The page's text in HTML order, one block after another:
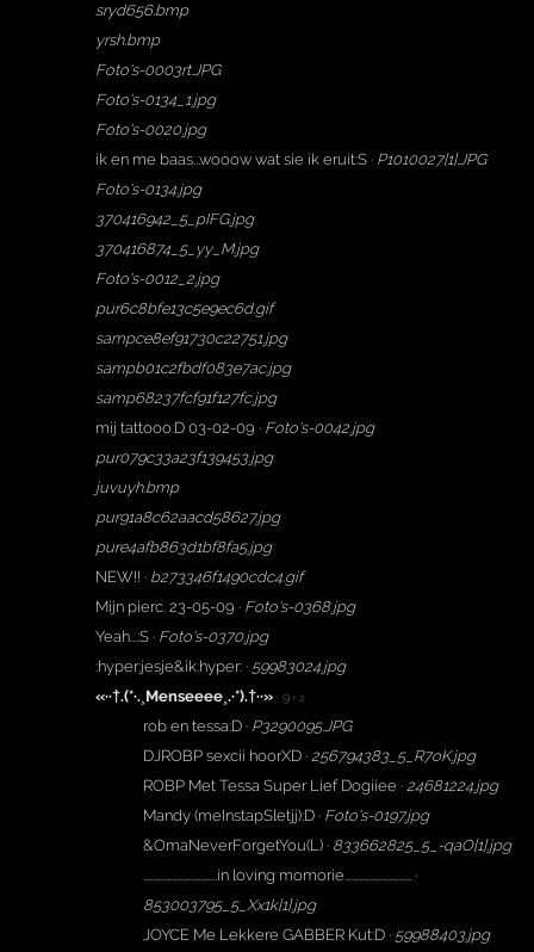
sryd656.bmp
yrsh.bmp
Foto's-0003rt.JPG
Foto's-0134_1.jpg
Foto's-0020.jpg
ik en me baas...wooow wat sie ik eruit:S · P1010027[1].JPG
Foto's-0134.jpg
370416942_5_pIFG.jpg
370416874_5_yy_M.jpg
Foto's-0012_2.jpg
pur6c8bfe13c5e9ec6d.gif
sampce8ef91730c22751.jpg
sampb01c2fbdf083e7ac.jpg
samp68237fcf91f127fc.jpg
mij tattooo:D 03-02-09 · Foto's-0042.jpg
pur079c33a23f139453.jpg
juvuyh.bmp
pur91a8c62aacd58627.jpg
pure4afb863d1bf8fa5.jpg
NEW!! · b273346f1490cdc4.gif
Mijn pierc. 23-05-09 · Foto's-0368.jpg
Yeah...:S · Foto's-0370.jpg
:hyper:jesje&ik:hyper: · 59983024.jpg
«··†.(*·.¸Menseeee¸.·*).†··»
· 9 + 2
rob en tessa:D · P3290095.JPG
DJROBP sexcii hoorXD · 256794383_5_R7oK.jpg
ROBP Met Tessa Super Lief Dogiiee · 24681224.jpg
Mandy (meInstapSletjj):D · Foto's-0197.jpg
&OmaNeverForgetYou(L) · 833662825_5_-qaO[1].jpg
...............................in loving momorie............................ ·
853003795_5_Xx1k[1].jpg
JOYCE Me Lekkere GABBER Kut:D · 59988403.jpg